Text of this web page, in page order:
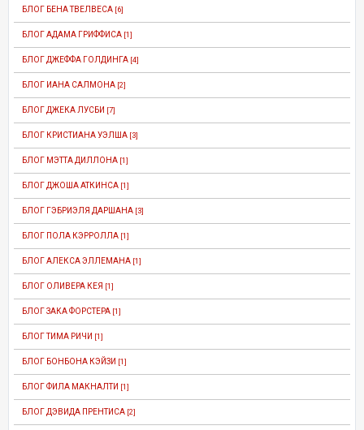
БЛОГ БЕНА ТВЕЛВЕСА [6]
БЛОГ АДАМА ГРИФФИСА [1]
БЛОГ ДЖЕФФА ГОЛДИНГА [4]
БЛОГ ИАНА САЛМОНА [2]
БЛОГ ДЖЕКА ЛУСБИ [7]
БЛОГ КРИСТИАНА УЭЛША [3]
БЛОГ МЭТТА ДИЛЛОНА [1]
БЛОГ ДЖОША АТКИНСА [1]
БЛОГ ГЭБРИЭЛЯ ДАРШАНА [3]
БЛОГ ПОЛА КЭРРОЛЛА [1]
БЛОГ АЛЕКСА ЭЛЛЕМАНА [1]
БЛОГ ОЛИВЕРА КЕЯ [1]
БЛОГ ЗАКА ФОРСТЕРА [1]
БЛОГ ТИМА РИЧИ [1]
БЛОГ БОНБОНА КЭЙЗИ [1]
БЛОГ ФИЛА МАКНАЛТИ [1]
БЛОГ ДЭВИДА ПРЕНТИСА [2]